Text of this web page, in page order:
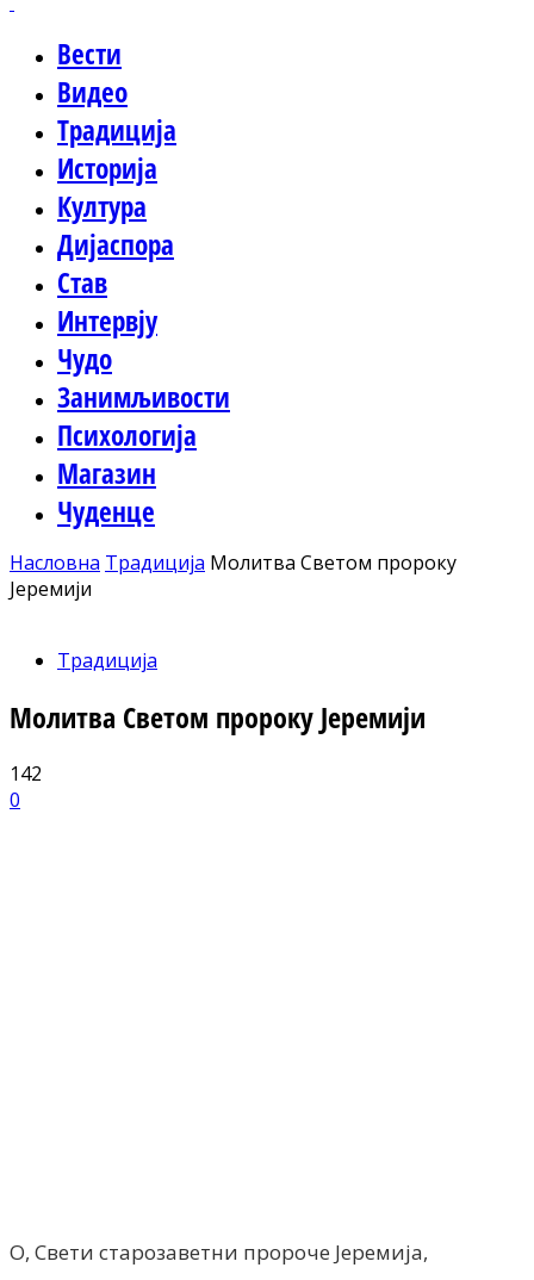
Вести
Видео
Традиција
Историја
Култура
Дијаспора
Став
Интервју
Чудо
Занимљивости
Психологија
Магазин
Чуденце
Насловна Традиција Молитва Светом пророку
Јеремији
Традиција
Молитва Светом пророку Јеремији
142
0
О, Свети старозаветни пророче Јеремија,